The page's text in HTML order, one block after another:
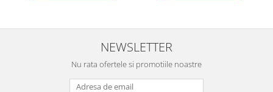
NEWSLETTER
Nu rata ofertele si promotiile noastre